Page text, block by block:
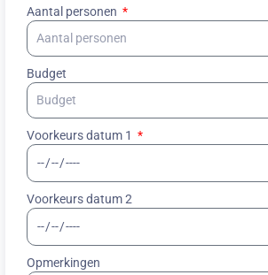
Aantal personen
Budget
Voorkeurs datum 1
Voorkeurs datum 2
Opmerkingen